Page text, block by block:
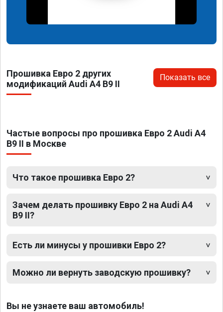
Прошивка Евро 2 других
модификаций Audi A4 B9 II
Показать все
Частые вопросы про прошивка Евро 2 Audi A4
B9 II в Москве
Что такое прошивка Евро 2?
Зачем делать прошивку Евро 2 на Audi A4
B9 II?
Есть ли минусы у прошивки Евро 2?
Можно ли вернуть заводскую прошивку?
Вы не узнаете ваш автомобиль!